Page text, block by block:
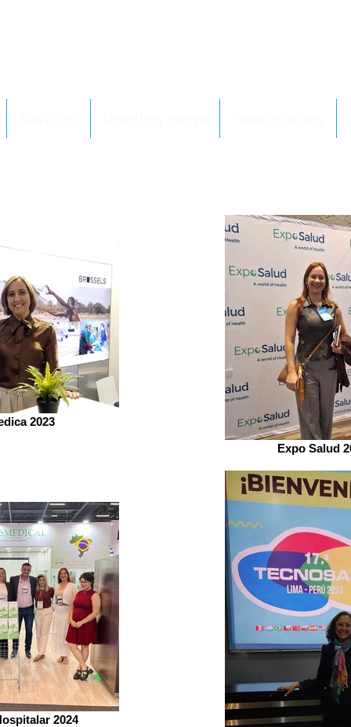
2023
Expo Salud
2024